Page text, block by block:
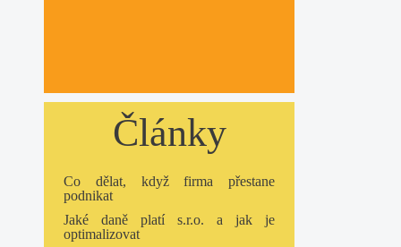
Články
Co dělat, když firma přestane
podnikat
Jaké daně platí s.r.o. a jak je
optimalizovat